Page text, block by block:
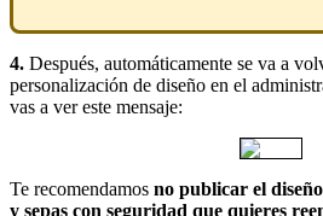
4. Después, automáticamente se va a
personalización de diseño en el
vas a ver este mensaje:
Te recomendamos no publicar el
y sepas con seguridad que quieres